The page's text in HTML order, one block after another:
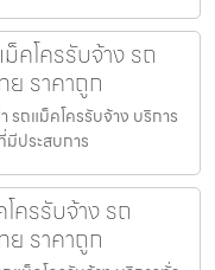
คโครรับจ้าง รถ
ย ราคาถูก
รถแม็คโครรับจ้าง บริการ
มีประสบการ
ครรับจ้าง รถ
ย ราคาถูก